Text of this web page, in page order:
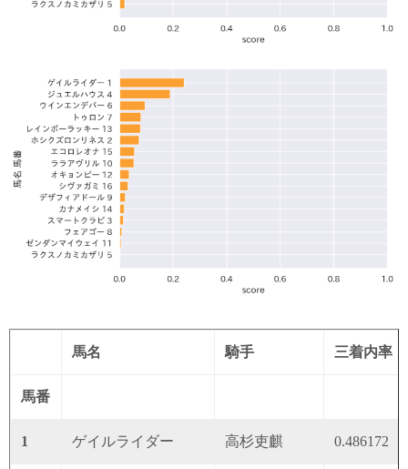
馬名 騎手 三着内率
馬番
1 ゲイルライダー 高杉吏麒 0.486172